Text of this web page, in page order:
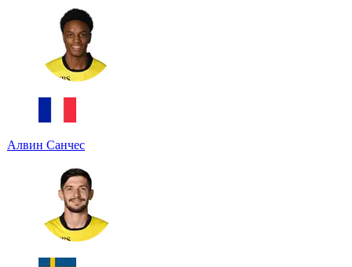
Алвин Санчес